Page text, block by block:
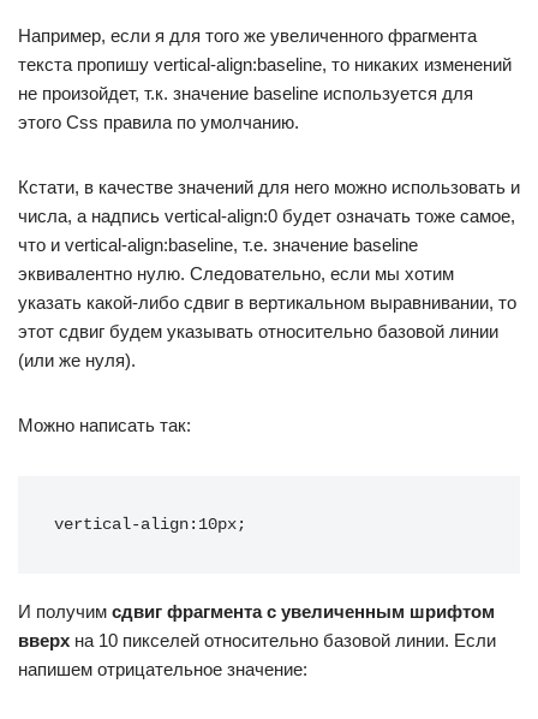
Например, если я для того же увеличенного фрагмента
текста пропишу vertical-align:baseline, то никаких изменений
не произойдет, т.к. значение baseline используется для
этого Css правила по умолчанию.
Кстати, в качестве значений для него можно использовать и
числа, а надпись vertical-align:0 будет означать тоже самое,
что и vertical-align:baseline, т.е. значение baseline
эквивалентно нулю. Следовательно, если мы хотим
указать какой-либо сдвиг в вертикальном выравнивании, то
этот сдвиг будем указывать относительно базовой линии
(или же нуля).
Можно написать так:
vertical-align:10px;
И получим сдвиг фрагмента с увеличенным шрифтом
вверх на 10 пикселей относительно базовой линии. Если
напишем отрицательное значение: